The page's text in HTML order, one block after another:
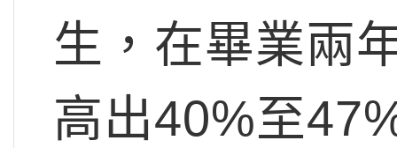
生，在畢業兩
高出40%至